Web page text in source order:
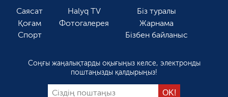
Саясат
Қоғам
Спорт
Halyq TV
Фотогалерея
Біз туралы
Жарнама
Бізбен байланыс
Соңғы жаңалықтарды оқығыңыз келсе, электронды
поштаңызды қалдырыңыз!